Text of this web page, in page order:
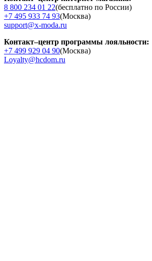
8 800 234 01 22(бесплатно по России)
+7 495 933 74 93(Москва)
support@x-moda.ru
Контакт–центр программы лояльности:
+7 499 929 04 90(Москва)
Loyalty@hcdom.ru